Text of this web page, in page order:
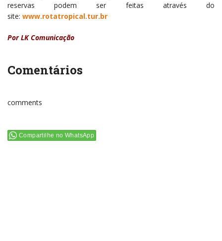
reservas podem ser feitas através do
site: www.rotatropical.tur.br
Por LK Comunicação
Comentários
comments
Compartilhe no WhatsApp